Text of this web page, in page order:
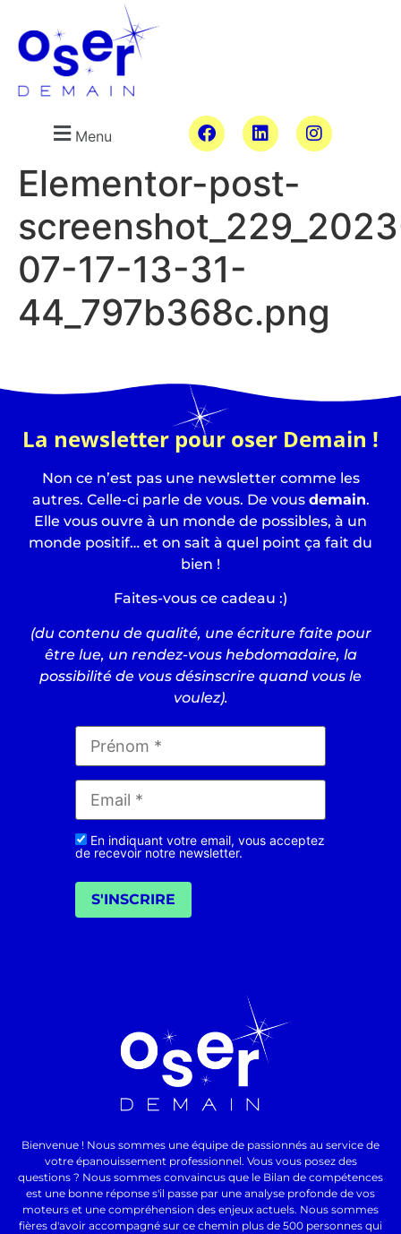
Menu
Elementor-post-
07-17-13-31-
44_797b368c.png
La newsletter pour oser Demain !
Non ce n’est pas une newsletter comme les
autres. Celle-ci parle de vous. De vous demain.
Elle vous ouvre à un monde de possibles, à un
monde positif… et on sait à quel point ça fait du
bien !
Faites-vous ce cadeau :)
(du contenu de qualité, une écriture faite pour
être lue, un rendez-vous hebdomadaire, la
possibilité de vous désinscrire quand vous le
voulez).
En indiquant votre email, vous acceptez
de recevoir notre newsletter.
S'INSCRIRE
Bienvenue ! Nous sommes une équipe de passionnés au service de
votre épanouissement professionnel. Vous vous posez des
questions ? Nous sommes convaincus que le Bilan de compétences
est une bonne réponse s'il passe par une analyse profonde de vos
moteurs et une compréhension des enjeux actuels. Nous sommes
fières d'avoir accompagné sur ce chemin plus de 500 personnes qui